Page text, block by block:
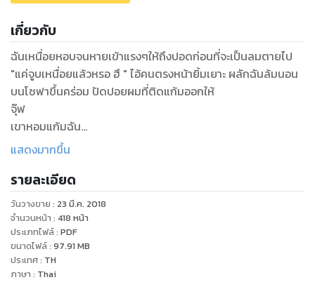
เกี่ยวกับ
ฉันเหนื่อยหอบจนหายเข้าแรงๆให้ถึงปอดก่อนที่จะเป็นลมตายไป
"แค่จูบเหนื่อยแล้วหรอ ฮึ " ไอ้คนตรงหน้ายิ้มเยาะ ผลักฉันล้มนอน
บนโซฟาขึ้นคร่อม ปัดปอยผมที่ติดแก้มออกให้
จุ๊ฟ
เขาหอมแก้มฉัน
"หายใจไม่ทันนี่" ฉันเถียงเขากลับหน้าง่ำ
เขาจุ๊บปากฉันอีกแล้ว แล้วยังจะมาทำหน้าตาหล่อๆใส่ฉันอีก แค่นี้ก็
จะละลายตายอยู่แล้วนะ
"ไม่มีใครตายเพราะจูบหรอกรู้มั้ย " ไบรอันต์ก้มลงกระซิบข้างหู
เบาๆด้วยเสียงที่เซ็กซี่
"ใครจะไปรู้" ฉันเถียงกลับหน้าแดงระเรื่อ
.....
แสดงมากขึ้น
รายละเอียด
วันวางขาย : 23 มี.ค. 2018
จำนวนหน้า : 418 หน้า
ประเภทไฟล์: PDF
ขนาดไฟล์: 97.91 MB
ประเทศ: TH
ภาษา : Thai